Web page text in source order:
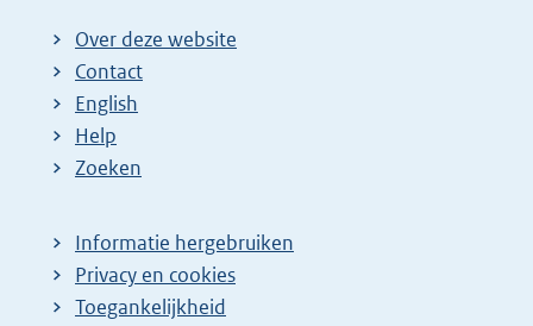
Over deze website
Contact
English
Help
Zoeken
Informatie hergebruiken
Privacy en cookies
Toegankelijkheid